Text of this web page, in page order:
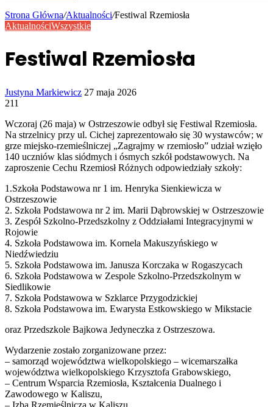
Strona Główna/Aktualności/Festiwal Rzemiosła
AktualnościWszystkie
Festiwal Rzemiosła
Justyna Markiewicz Send
27 maja 2026
211
Wczoraj (26 maja) w Ostrzeszowie odbył się Festiwal Rzemiosła.
Na strzelnicy przy ul. Cichej zaprezentowało się 30 wystawców; w
grze miejsko-rzemieślniczej „Zagrajmy w rzemiosło” udział wzięło
140 uczniów klas siódmych i ósmych szkół podstawowych. Na
zaproszenie Cechu Rzemiosł Różnych odpowiedziały szkoły:
1.Szkoła Podstawowa nr 1 im. Henryka Sienkiewicza w
Ostrzeszowie
2. Szkoła Podstawowa nr 2 im. Marii Dąbrowskiej w Ostrzeszowie
3. Zespół Szkolno-Przedszkolny z Oddziałami Integracyjnymi w
Rojowie
4. Szkoła Podstawowa im. Kornela Makuszyńskiego w
Niedźwiedziu
5. Szkoła Podstawowa im. Janusza Korczaka w Rogaszycach
6. Szkoła Podstawowa w Zespole Szkolno-Przedszkolnym w
Siedlikowie
7. Szkoła Podstawowa w Szklarce Przygodzickiej
8. Szkoła Podstawowa im. Ewarysta Estkowskiego w Mikstacie
oraz Przedszkole Bajkowa Jedyneczka z Ostrzeszowa.
Wydarzenie zostało zorganizowane przez:
– samorząd województwa wielkopolskiego – wicemarszałka
województwa wielkopolskiego Krzysztofa Grabowskiego,
– Centrum Wsparcia Rzemiosła, Kształcenia Dualnego i
Zawodowego w Kaliszu,
– Izba Rzemieślnicza w Kaliszu,